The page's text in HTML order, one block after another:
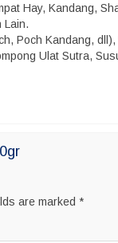
Hay, Kandang,
Lain.
Poch Kandang,
Ulat Sutra,
are marked *